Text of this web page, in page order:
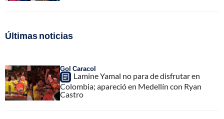
Últimas noticias
Gol Caracol
Lamine Yamal no para de disfrutar en
Colombia; apareció en Medellín con Ryan
Castro